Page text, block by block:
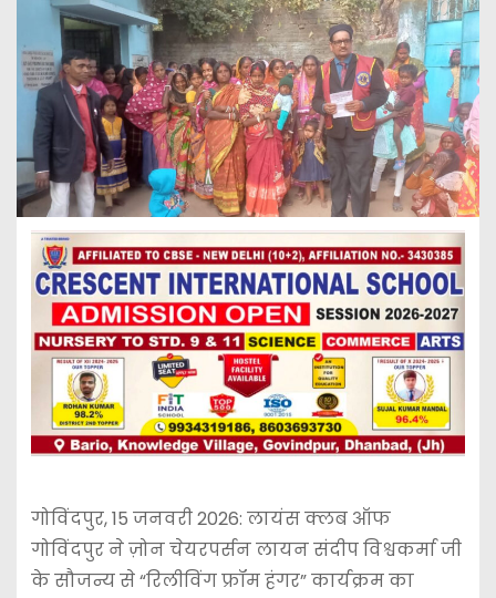
गोविंदपुर, 15 जनवरी 2026: लायंस क्लब ऑफ
गोविंदपुर ने ज़ोन चेयरपर्सन लायन संदीप विश्वकर्मा जी
के सौजन्य से “रिलीविंग फ्रॉम हंगर” कार्यक्रम का